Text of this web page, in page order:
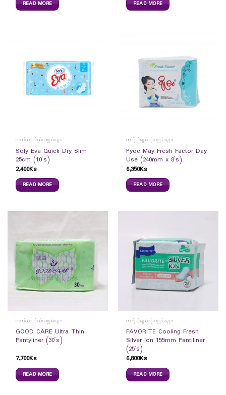
READ MORE READ MORE
တကိုယ်ရည်သုံးပစ္စည်းများ
Sofy Eva Quick Dry Slim
25cm (10`s)
2,400Ks
READ MORE
တကိုယ်ရည်သုံးပစ္စည်းများ
Pyoe May Fresh Factor Day
Use (240mm x 8`s)
6,350Ks
READ MORE
တကိုယ်ရည်သုံးပစ္စည်းများ
GOOD CARE Ultra Thin
Pantyliner (30`s)
7,700Ks
READ MORE
တကိုယ်ရည်သုံးပစ္စည်းများ
FAVORITE Cooling Fresh
Silver Ion 155mm Pantiliner
(25`s)
6,800Ks
READ MORE